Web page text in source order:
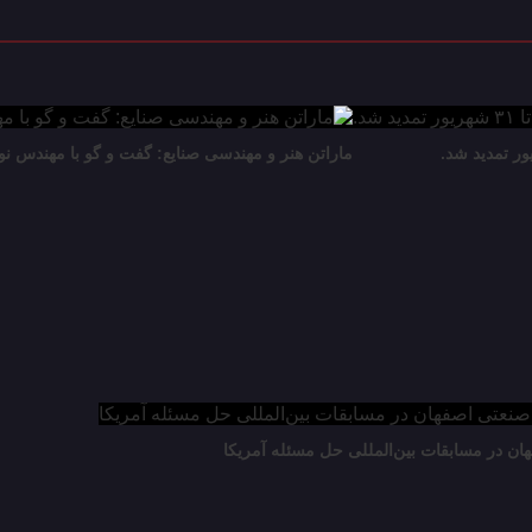
ماراتن هنر و مهندسی صنایع: گفت و گو با مهندس
در مسابقات بین‌المللی حل مسئله آمریکا